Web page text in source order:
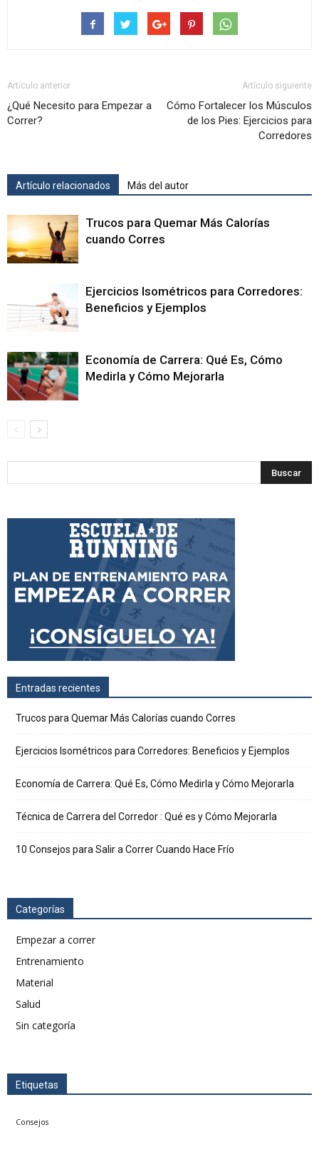
Artículo anterior
¿Qué Necesito para Empezar a
Correr?
Artículo siguiente
Cómo Fortalecer los Músculos
de los Pies: Ejercicios para
Corredores
Artículo relacionados Más del autor
Trucos para Quemar Más Calorías
cuando Corres
Ejercicios Isométricos para Corredores:
Beneficios y Ejemplos
Economía de Carrera: Qué Es, Cómo
Medirla y Cómo Mejorarla
Entradas recientes
Trucos para Quemar Más Calorías cuando Corres
Ejercicios Isométricos para Corredores: Beneficios y Ejemplos
Economía de Carrera: Qué Es, Cómo Medirla y Cómo Mejorarla
Técnica de Carrera del Corredor : Qué es y Cómo Mejorarla
10 Consejos para Salir a Correr Cuando Hace Frío
Categorías
Empezar a correr
Entrenamiento
Material
Salud
Sin categoría
Etiquetas
Consejos